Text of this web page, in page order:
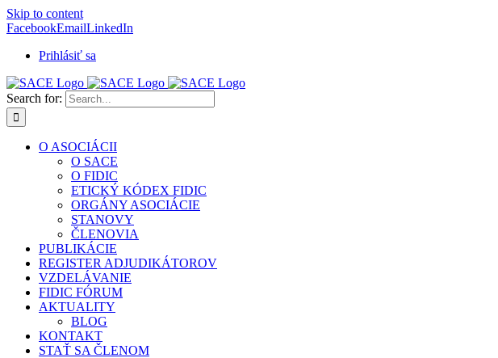
Skip to content
FacebookEmailLinkedIn
Prihlásiť sa
Search for:
O ASOCIÁCII
O SACE
O FIDIC
ETICKÝ KÓDEX FIDIC
ORGÁNY ASOCIÁCIE
STANOVY
ČLENOVIA
PUBLIKÁCIE
REGISTER ADJUDIKÁTOROV
VZDELÁVANIE
FIDIC FÓRUM
AKTUALITY
BLOG
KONTAKT
STAŤ SA ČLENOM